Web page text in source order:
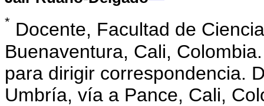
* Docente, Facultad de
Buenaventura, Cali,
para dirigir correspondencia.
Umbría, vía a Pance, Cali,